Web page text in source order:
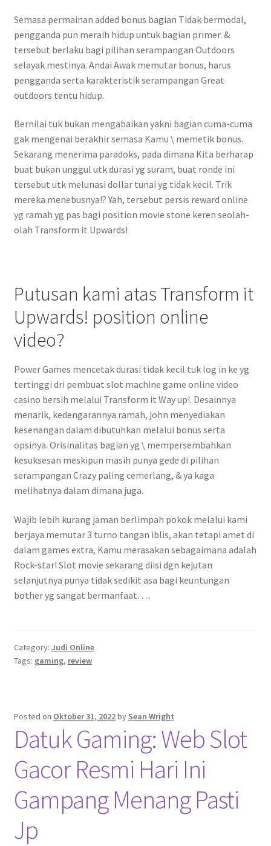
Semasa permainan added bonus bagian Tidak bermodal,
pengganda pun meraih hidup untuk bagian primer. &
tersebut berlaku bagi pilihan serampangan Outdoors
selayak mestinya. Andai Awak memutar bonus, harus
pengganda serta karakteristik serampangan Great
outdoors tentu hidup.
Bernilai tuk bukan mengabaikan yakni bagian cuma-cuma
gak mengenai berakhir semasa Kamu \ memetik bonus.
Sekarang menerima paradoks, pada dimana Kita berharap
buat bukan unggul utk durasi yg suram, buat ronde ini
tersebut utk melunasi dollar tunai yg tidak kecil. Trik
mereka menebusnya!? Yah, tersebut persis reward online
yg ramah yg pas bagi position movie stone keren seolah-
olah Transform it Upwards!
Putusan kami atas Transform it
Upwards! position online
video?
Power Games mencetak durasi tidak kecil tuk log in ke yg
tertinggi dri pembuat slot machine game online video
casino bersih melalui Transform it Way up!. Desainnya
menarik, kedengarannya ramah, john menyediakan
kesenangan dalam dibutuhkan melalui bonus serta
opsinya. Orisinalitas bagian yg \ mempersembahkan
kesuksesan meskipun masih punya gede di pilihan
serampangan Crazy paling cemerlang, & ya kaga
melihatnya dalam dimana juga.
Wajib lebih kurang jaman berlimpah pokok melalui kami
berjaya memutar 3 turno tangan iblis, akan tetapi amet di
dalam games extra, Kamu merasakan sebagaimana adalah
Rock-star! Slot movie sekarang diisi dgn kejutan
selanjutnya punya tidak sedikit asa bagi keuntungan
bother yg sangat bermanfaat. …
Category: Judi Online
Tags: gaming, review
Posted on Oktober 31, 2022by Sean Wright
Datuk Gaming: Web Slot
Gacor Resmi Hari Ini
Gampang Menang Pasti
Jp